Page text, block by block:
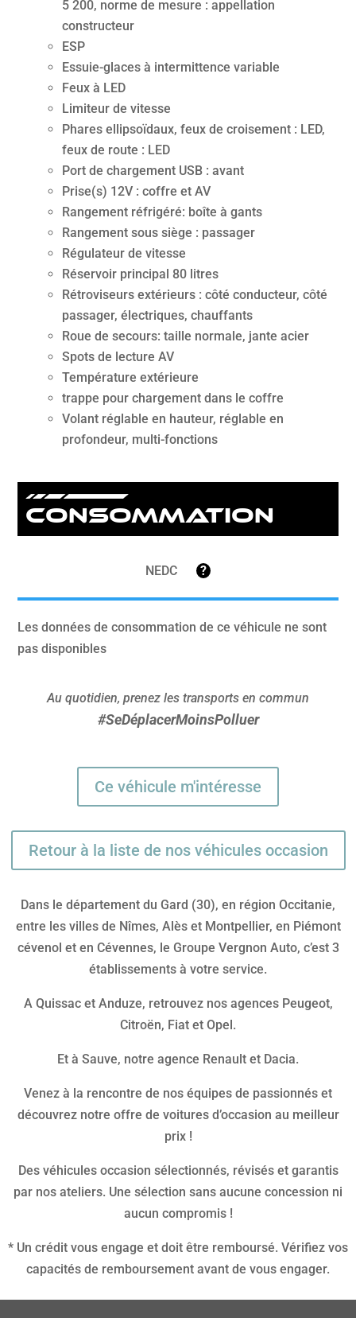
5 200, norme de mesure : appellation
constructeur
ESP
Essuie-glaces à intermittence variable
Feux à LED
Limiteur de vitesse
Phares ellipsoïdaux, feux de croisement : LED,
feux de route : LED
Port de chargement USB : avant
Prise(s) 12V : coffre et AV
Rangement réfrigéré: boîte à gants
Rangement sous siège : passager
Régulateur de vitesse
Réservoir principal 80 litres
Rétroviseurs extérieurs : côté conducteur, côté
passager, électriques, chauffants
Roue de secours: taille normale, jante acier
Spots de lecture AV
Température extérieure
trappe pour chargement dans le coffre
Volant réglable en hauteur, réglable en
profondeur, multi-fonctions
Consommation
NEDC ?
Les données de consommation de ce véhicule ne sont
pas disponibles
Au quotidien, prenez les transports en commun
#SeDéplacerMoinsPolluer
Ce véhicule m'intéresse
Retour à la liste de nos véhicules occasion
Dans le département du Gard (30), en région Occitanie,
entre les villes de Nîmes, Alès et Montpellier, en Piémont
cévenol et en Cévennes, le Groupe Vergnon Auto, c’est 3
établissements à votre service.
A Quissac et Anduze, retrouvez nos agences Peugeot,
Citroën, Fiat et Opel.
Et à Sauve, notre agence Renault et Dacia.
Venez à la rencontre de nos équipes de passionnés et
découvrez notre offre de voitures d’occasion au meilleur
prix !
Des véhicules occasion sélectionnés, révisés et garantis
par nos ateliers. Une sélection sans aucune concession ni
aucun compromis !
* Un crédit vous engage et doit être remboursé. Vérifiez vos
capacités de remboursement avant de vous engager.